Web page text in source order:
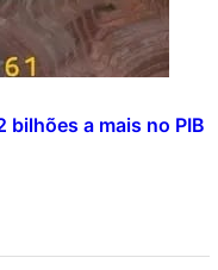
bilhões a mais no PIB